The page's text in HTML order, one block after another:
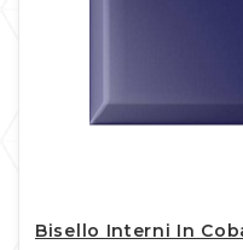
Bisello Interni In